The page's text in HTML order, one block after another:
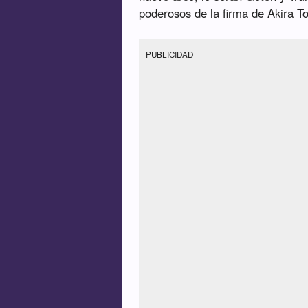
poderosos de la firma de Akira
PUBLICIDAD